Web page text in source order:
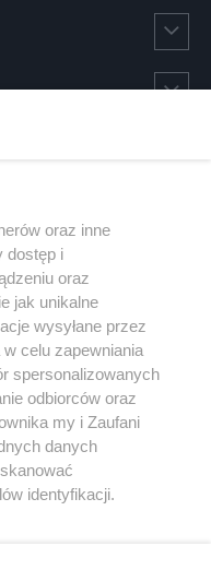
Youtube
oraz inne
dostęp i
oraz
jak unikalne
wysyłane przez
celu zapewniania
spersonalizowanych
odbiorców oraz
my i Zaufani
danych
identyfikacji.